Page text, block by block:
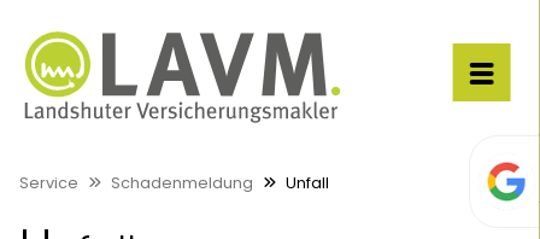
Service Schadenmeldung Unfall